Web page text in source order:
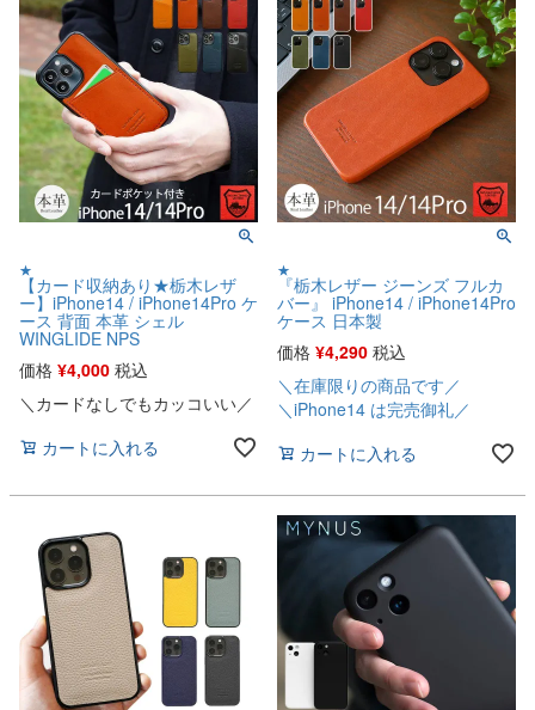
★
【カード収納あり★栃木レザ
ー】iPhone14 / iPhone14Pro ケ
ース 背面 本革 シェル
WINGLIDE NPS
価格 ¥4,000 税込
＼カードなしでもカッコいい／
カートに入れる
★
『栃木レザー ジーンズ フルカ
バー』 iPhone14 / iPhone14Pro
ケース 日本製
価格 ¥4,290 税込
＼在庫限りの商品です／
＼iPhone14 は完売御礼／
カートに入れる